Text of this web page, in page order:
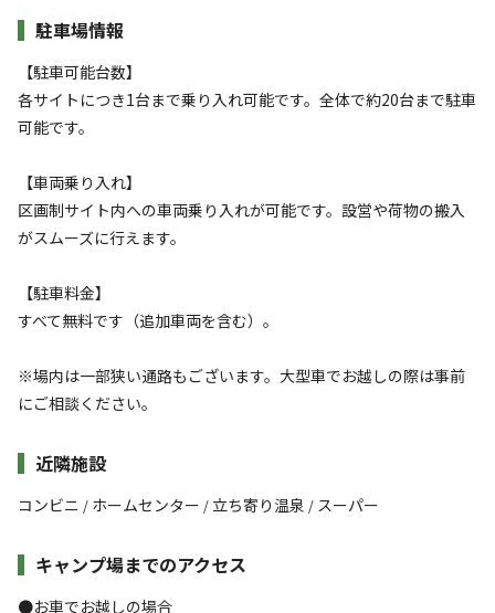
駐車場情報
【駐車可能台数】
各サイトにつき1台まで乗り入れ可能です。全体で約20台まで駐車
可能です。
【車両乗り入れ】
区画制サイト内への車両乗り入れが可能です。設営や荷物の搬入
がスムーズに行えます。
【駐車料金】
すべて無料です（追加車両を含む）。
※場内は一部狭い通路もございます。大型車でお越しの際は事前
にご相談ください。
近隣施設
コンビニ / ホームセンター / 立ち寄り温泉 / スーパー
キャンプ場までのアクセス
●お車でお越しの場合